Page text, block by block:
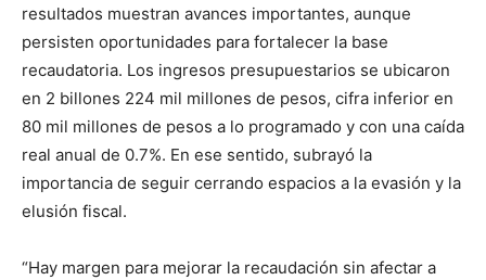
resultados muestran avances importantes, aunque
persisten oportunidades para fortalecer la base
recaudatoria. Los ingresos presupuestarios se ubicaron
en 2 billones 224 mil millones de pesos, cifra inferior en
80 mil millones de pesos a lo programado y con una caída
real anual de 0.7%. En ese sentido, subrayó la
importancia de seguir cerrando espacios a la evasión y la
elusión fiscal.
“Hay margen para mejorar la recaudación sin afectar a